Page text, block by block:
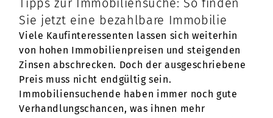
Tipps zur Immobiliensuche: So finden
Sie jetzt eine bezahlbare Immobilie
Viele Kaufinteressenten lassen sich weiterhin
von hohen Immobilienpreisen und steigenden
Zinsen abschrecken. Doch der ausgeschriebene
Preis muss nicht endgültig sein.
Immobiliensuchende haben immer noch gute
Verhandlungschancen, was ihnen mehr